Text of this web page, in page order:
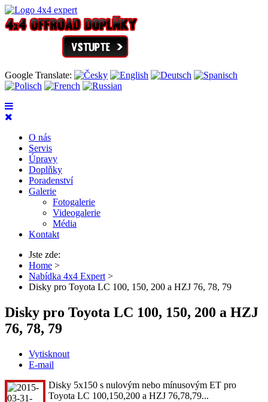
Google Translate:
O nás
Servis
Úpravy
Doplňky
Poradenství
Galerie
Fotogalerie
Videogalerie
Média
Kontakt
Jste zde:
Home >
Nabídka 4x4 Expert >
Disky pro Toyota LC 100, 150, 200 a HZJ 76, 78, 79
Disky pro Toyota LC 100, 150, 200 a HZJ
76, 78, 79
Vytisknout
E-mail
Disky 5x150 s nulovým nebo mínusovým ET pro
Toyota LC 100,150,200 a HZJ 76,78,79...